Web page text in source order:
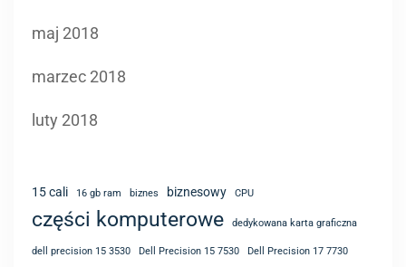
maj 2018
marzec 2018
luty 2018
15 cali 16 gb ram biznes biznesowy CPU
części komputerowe dedykowana karta graficzna
dell precision 15 3530 Dell Precision 15 7530 Dell Precision 17 7730